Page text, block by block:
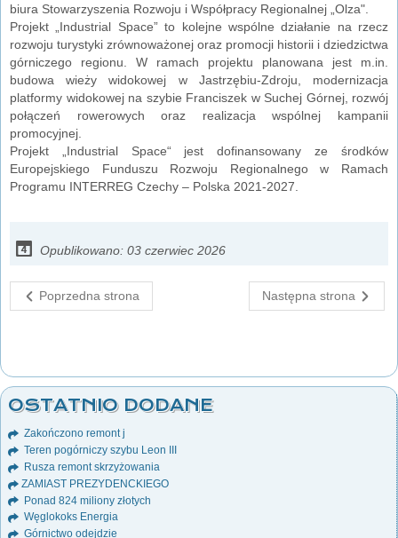
biura Stowarzyszenia Rozwoju i Współpracy Regionalnej „Olza".
Projekt „Industrial Space” to kolejne wspólne działanie na rzecz
rozwoju turystyki zrównoważonej oraz promocji historii i dziedzictwa
górniczego regionu. W ramach projektu planowana jest m.in.
budowa wieży widokowej w Jastrzębiu-Zdroju, modernizacja
platformy widokowej na szybie Franciszek w Suchej Górnej, rozwój
połączeń rowerowych oraz realizacja wspólnej kampanii
promocyjnej.
Projekt „Industrial Space“ jest dofinansowany ze środków
Europejskiego Funduszu Rozwoju Regionalnego w Ramach
Programu INTERREG Czechy – Polska 2021-2027.
Opublikowano: 03 czerwiec 2026
Poprzedna strona Następna strona
OSTATNIO DODANE
Zakończono remont j
Teren pogórniczy szybu Leon III
Rusza remont skrzyżowania
ZAMIAST PREZYDENCKIEGO
Ponad 824 miliony złotych
Węglokoks Energia
Górnictwo odejdzie